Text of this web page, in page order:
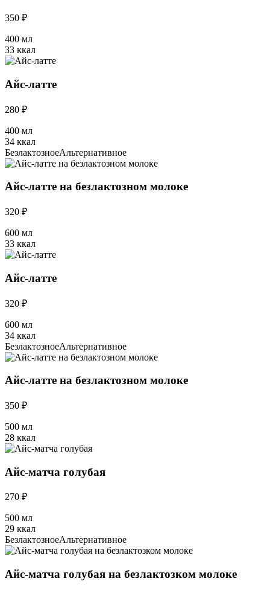
350 ₽
400 мл
33 ккал
Айс-латте
280 ₽
400 мл
34 ккал
БезлактозноеАльтернативное
Айс-латте на безлактозном молоке
320 ₽
600 мл
33 ккал
Айс-латте
320 ₽
600 мл
34 ккал
БезлактозноеАльтернативное
Айс-латте на безлактозном молоке
350 ₽
500 мл
28 ккал
Айс-матча голубая
270 ₽
500 мл
29 ккал
БезлактозноеАльтернативное
Айс-матча голубая на безлактозком молоке